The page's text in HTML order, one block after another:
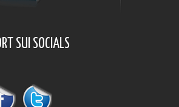
SUI SOCIALS